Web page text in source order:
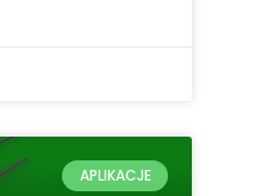
APLIKACJE